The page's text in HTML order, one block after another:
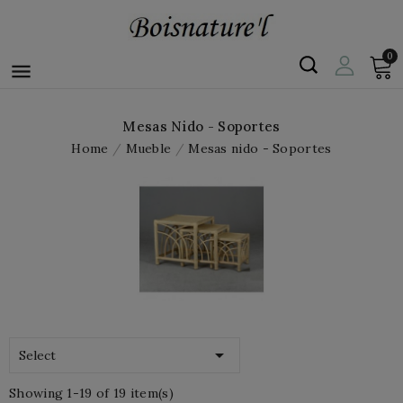

0
Mesas Nido - Soportes
Home Mueble Mesas nido - Soportes
Select 
Showing 1-19 of 19 item(s)